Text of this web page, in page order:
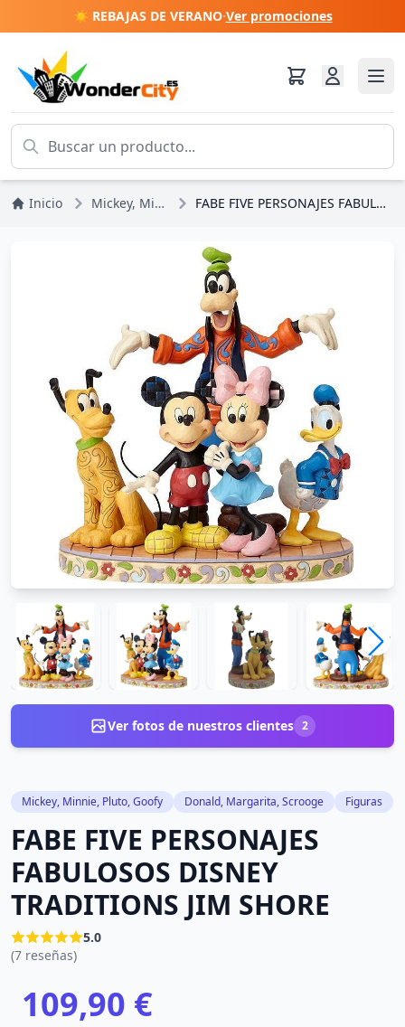
☀️ REBAJAS DE VERANO·Ver promociones
Inicio Mickey, Minnie, Pluto, Goofy FABE FIVE PERSONAJES FABULOSOS DISNEY TRADITIONS JIM SHORE
Ver fotos de nuestros clientes 2
Mickey, Minnie, Pluto, Goofy Donald, Margarita, Scrooge Figuras
FABE FIVE PERSONAJES
FABULOSOS DISNEY
TRADITIONS JIM SHORE
5.0
(7 reseñas)
109,90 €